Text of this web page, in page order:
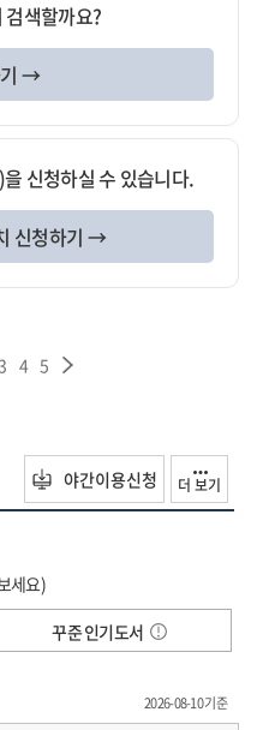
색할까요?
→
신청하실 수 있습니다.
신청하기 →
4 5
야간이용신청 더 보기
세요)
꾸준 인기도서
2026-08-10 기준